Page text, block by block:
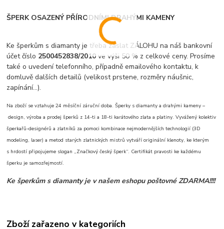
ŠPERK OSAZENÝ PŘÍRODNÍMI DRAHÝMI KAMENY
Ke šperkům s diamanty je třeba zaslat ZÁLOHU na náš bankovní
účet číslo 2500452838/2010 ve výši 50 % z celkové ceny. Prosíme
také o uvedení telefonního, případně emailového kontaktu, k
domluvě dalších detailů (velikost prstene, rozměry náušnic,
zapínání...).
Na zboží se vztahuje 24 měsíční záruční doba. Šperky s diamanty a drahými kameny –
design, výroba a prodej šperků z 14-ti a 18-ti karátového zlata a platiny. Vyvážený kolektiv
šperkařů-designérů a zlatníků za pomoci kombinace nejmodernějších technologií (3D
modeling, laser) a metod starých zlatnických mistrů vytváří originální klenoty, ke kterým
s hrdostí připojujeme slogan „Značkový český šperk“. Certifikát pravosti ke každému
šperku je samozřejmostí.
Ke šperkům s diamanty je v našem eshopu poštovné ZDARMA!!!!
Zboží zařazeno v kategoriích